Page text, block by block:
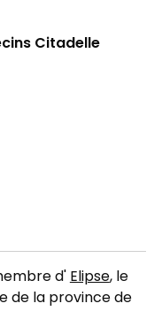
Citadelle
d'Elipse, le
de la province de